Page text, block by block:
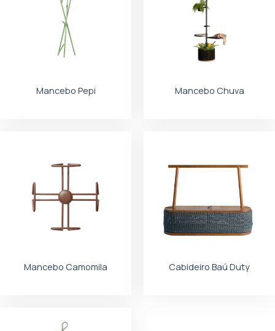
Mancebo Pepi Mancebo Chuva
Mancebo Camomila Cabideiro Baú Duty